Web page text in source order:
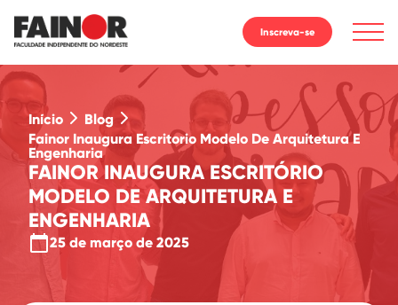
Inscreva-se
Início
Blog
Fainor Inaugura Escritorio Modelo De Arquitetura E
Engenharia
FAINOR INAUGURA ESCRITÓRIO
MODELO DE ARQUITETURA E
ENGENHARIA
calendar_today25 de março de 2025